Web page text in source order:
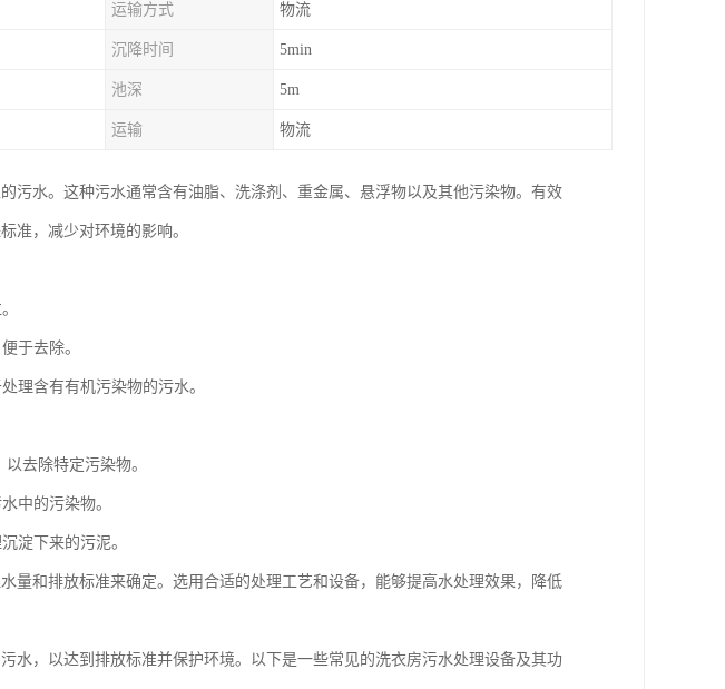
运输方式 物流
沉降时间 5min
池深 5m
运输 物流
污水。这种污水通常含有油脂、洗涤剂、重金属、悬浮物以及其他污染物。有效
准，减少对环境的影响。
于去除。
理含有有机污染物的污水。
去除特定污染物。
中的污染物。
淀下来的污泥。
量和排放标准来确定。选用合适的处理工艺和设备，能够提高水处理效果，降低
水，以达到排放标准并保护环境。以下是一些常见的洗衣房污水处理设备及其功